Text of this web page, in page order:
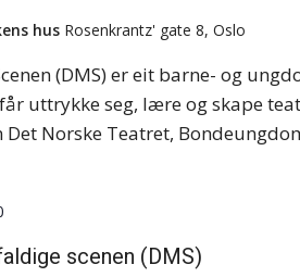
hus Rosenkrantz' gate 8, Oslo
(DMS) er eit barne- og
uttrykke seg, lære og skape
Norske Teatret,
scenen (DMS)